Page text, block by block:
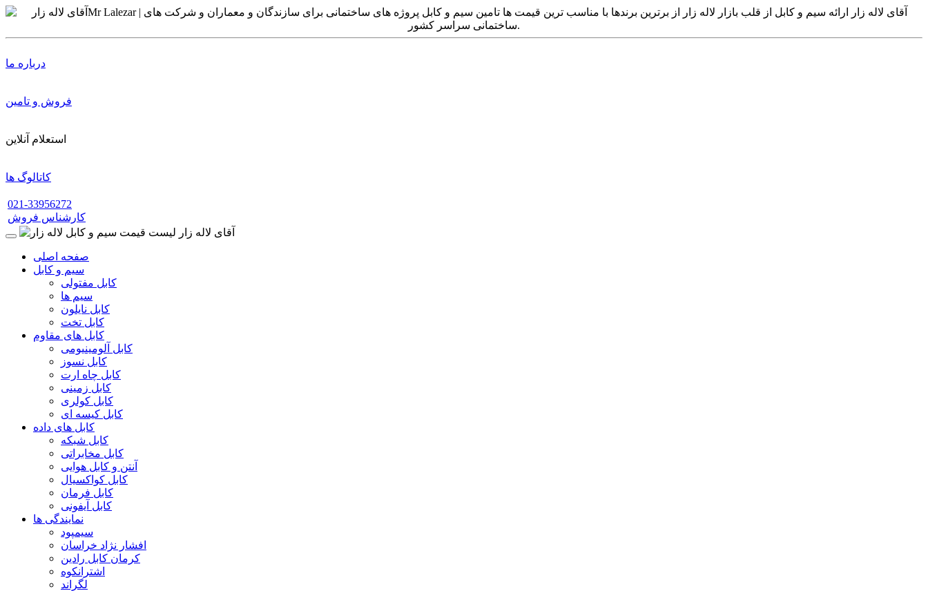
درباره ما
فروش و تامین
استعلام آنلاین
کاتالوگ ها
021-33956272
کارشناس فروش
صفحه اصلی
سیم و کابل
کابل مفتولی
سیم ها
کابل نایلون
کابل تخت
کابل های مقاوم
کابل آلومینیومی
کابل نسوز
کابل چاه ارت
کابل زمینی
کابل کولری
کابل کیسه ای
کابل های داده
کابل شبکه
کابل مخابراتی
آنتن و کابل هوایی
کابل کواکسیال
کابل فرمان
کابل آیفونی
نمایندگی ها
سیمپود
افشار نژاد خراسان
کرمان کابل رادین
اشترانکوه
لگراند